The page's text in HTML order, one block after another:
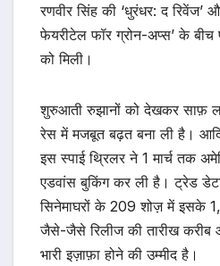
रणवीर सिंह की ‘धुरंधर: द रिवेंज’
फेयरीटेल फॉर ग्रोन-अप्स’ के
को मिली।
शुरुआती रुझानों को देखकर साफ़
रेस में मजबूत बढ़त बना ली है।
इस स्पाई थ्रिलर ने 1 मार्च तक
एडवांस बुकिंग कर ली है। ट्रेड
सिनेमाघरों के 209 शोज़ में इसके
जैसे-जैसे रिलीज की तारीख करीब
भारी इज़ाफ़ा होने की उम्मीद है।